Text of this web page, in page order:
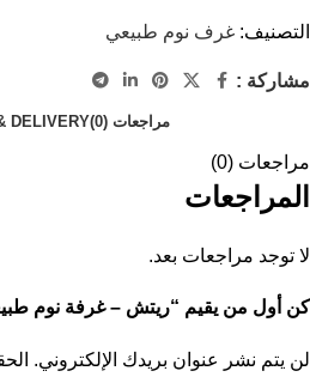
التصنيف: غرف نوم طبيعي
مشاركة :
مراجعات (0) DELIVERY
مراجعات (0)
المراجعات
لا توجد مراجعات بعد.
كن أول من يقيم “ريتش – غرفة نوم
لن يتم نشر عنوان بريدك الإلكتروني.